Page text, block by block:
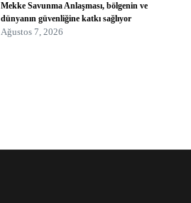
Mekke Savunma Anlaşması, bölgenin ve
dünyanın güvenliğine katkı sağlıyor
Ağustos 7, 2026